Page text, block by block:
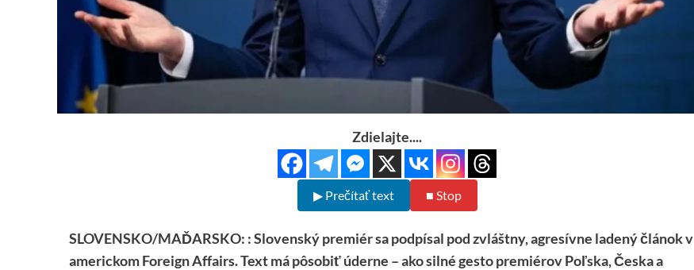
Zdielajte....
▶ Prečítať text ■ Stop
SLOVENSKO/MAĎARSKO: : Slovenský premiér sa podpísal pod zvláštny, agresívne ladený článok v
americkom Foreign Affairs. Text má pôsobiť úderne – ako silné gesto premiérov Poľska, Česka a